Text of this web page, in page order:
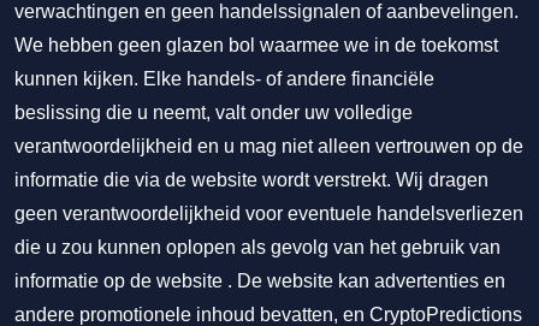
verwachtingen en geen handelssignalen of aanbevelingen.
We hebben geen glazen bol waarmee we in de toekomst
kunnen kijken. Elke handels- of andere financiële
beslissing die u neemt, valt onder uw volledige
verantwoordelijkheid en u mag niet alleen vertrouwen op de
informatie die via de website wordt verstrekt. Wij dragen
geen verantwoordelijkheid voor eventuele handelsverliezen
die u zou kunnen oplopen als gevolg van het gebruik van
informatie op de website . De website kan advertenties en
andere promotionele inhoud bevatten, en CryptoPredictions